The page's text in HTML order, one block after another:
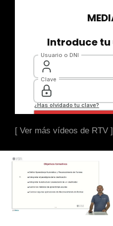
[ Ver más vídeos de RTV ]